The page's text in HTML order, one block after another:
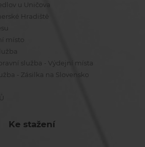
u Uničova
Hradiště
místo
služba - Výdejní místa
- Zásilka na Slovensko
Ke stažení